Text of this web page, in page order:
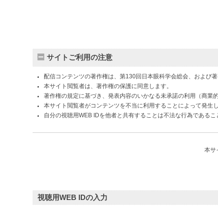
サイトご利用の注意
配信コンテンツの著作権は、第130回日本眼科学会総会、および
本サイト閲覧者は、著作権の保護に同意します。
著作権の規定に基づき、発表内容のいかなる未承諾の利用（商
本サイト閲覧者がコンテンツを不当に利用することによって発
自分の視聴用WEB IDを他者と共有することは不法な行為である
本サ
視聴用WEB IDの入力